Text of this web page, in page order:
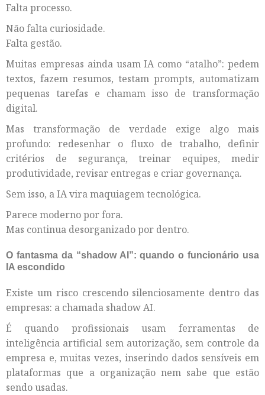
Falta processo.
Não falta curiosidade.
Falta gestão.
Muitas empresas ainda usam IA como “atalho”: pedem
textos, fazem resumos, testam prompts, automatizam
pequenas tarefas e chamam isso de transformação
digital.
Mas transformação de verdade exige algo mais
profundo: redesenhar o fluxo de trabalho, definir
critérios de segurança, treinar equipes, medir
produtividade, revisar entregas e criar governança.
Sem isso, a IA vira maquiagem tecnológica.
Parece moderno por fora.
Mas continua desorganizado por dentro.
O fantasma da “shadow AI”: quando o funcionário usa
IA escondido
Existe um risco crescendo silenciosamente dentro das
empresas: a chamada shadow AI.
É quando profissionais usam ferramentas de
inteligência artificial sem autorização, sem controle da
empresa e, muitas vezes, inserindo dados sensíveis em
plataformas que a organização nem sabe que estão
sendo usadas.